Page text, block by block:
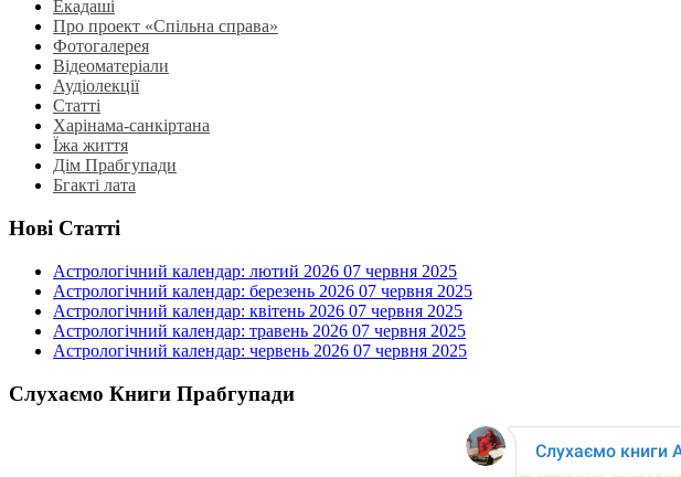
Екадаші
Про проект «Спільна справа»
Фотогалерея
Відеоматеріали
Аудіолекції
Статті
Харінама-санкіртана
Їжа життя
Дім Прабгупади
Бгакті лата
Нові Статті
Астрологічний календар: лютий 2026 07 червня 2025
Астрологічний календар: березень 2026 07 червня 2025
Астрологічний календар: квітень 2026 07 червня 2025
Астрологічний календар: травень 2026 07 червня 2025
Астрологічний календар: червень 2026 07 червня 2025
Слухаємо Книги Прабгупади